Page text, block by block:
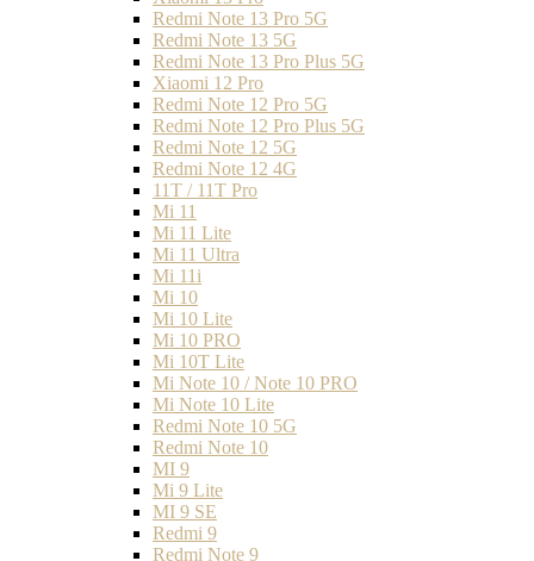
Redmi Note 13 Pro 5G
Redmi Note 13 5G
Redmi Note 13 Pro Plus 5G
Xiaomi 12 Pro
Redmi Note 12 Pro 5G
Redmi Note 12 Pro Plus 5G
Redmi Note 12 5G
Redmi Note 12 4G
11T / 11T Pro
Mi 11
Mi 11 Lite
Mi 11 Ultra
Mi 11i
Mi 10
Mi 10 Lite
Mi 10 PRO
Mi 10T Lite
Mi Note 10 / Note 10 PRO
Mi Note 10 Lite
Redmi Note 10 5G
Redmi Note 10
MI 9
Mi 9 Lite
MI 9 SE
Redmi 9
Redmi Note 9